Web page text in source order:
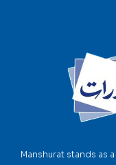
Manshurat stands as